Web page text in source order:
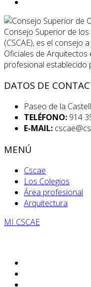
Consejo Superior de
(CSCAE), es el consejo
Oficiales de Arquitectos
profesional establecido
DATOS DE
Paseo de la
TELÉFONO: 914
E-MAIL:
MENÚ
Cscae
Los Colegios
Área profesional
Arquitectura
MI CSCAE